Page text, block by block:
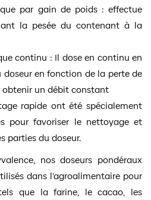
par gain de poids : effectue
la pesée du contenant à la
continu : Il dose en continu en
en fonction de la perte de
obtenir un débit constant
rapide ont été spécialement
pour favoriser le nettoyage et
parties du doseur.
nos doseurs pondéraux
dans l’agroalimentaire pour
que la farine, le cacao, les